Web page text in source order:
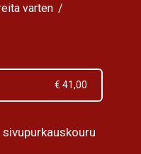
varten
€ 41,00